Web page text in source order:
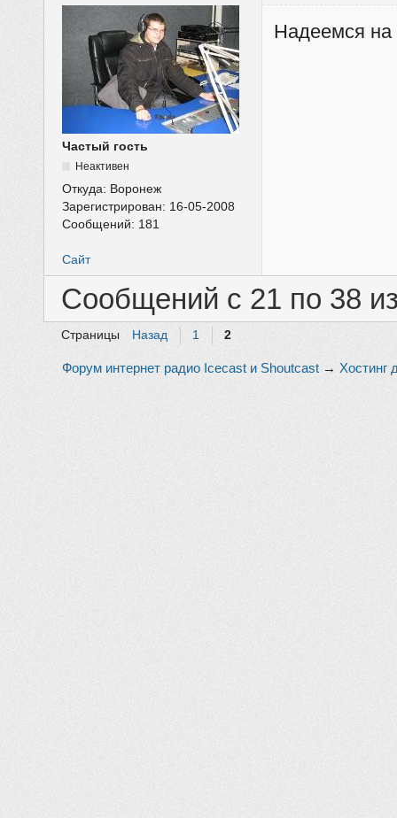
Частый гость
Неактивен
Откуда: Воронеж
Зарегистрирован: 16-05-2008
Сообщений: 181
Надеемся
Сайт
Сообщений с 21 по 38
Страницы Назад 1 2
Форум интернет радио Icecast и Shoutcast → Хостинг